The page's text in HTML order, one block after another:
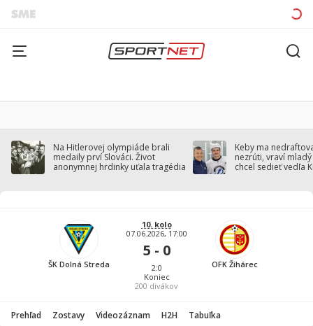
Na Hitlerovej olympiáde brali
medaily prví Slováci. Život
anonymnej hrdinky uťala tragédia
Keby ma
nezrúti, vraví mladý
chcel sedieť vedľa
ŠK Dolná Streda
10. kolo
07.06.2026, 17:00
5 - 0
2:0
Koniec
200 divákov
OFK Žihárec
Prehľad Zostavy Videozáznam H2H Tabuľka